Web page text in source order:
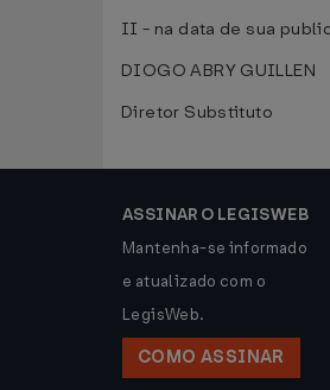
II - na data de sua
DIOGO ABRY GUILLEN
Diretor Substituto
ASSINAR O LEGISWEB
Mantenha-se informado
e atualizado com o
LegisWeb.
COMO ASSINAR